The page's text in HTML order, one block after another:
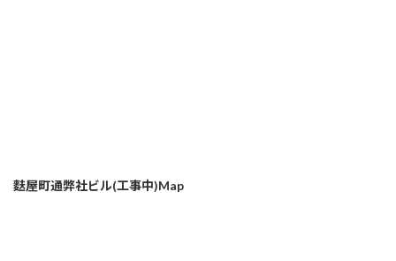
麩屋町通弊社ビル(工事中)Map